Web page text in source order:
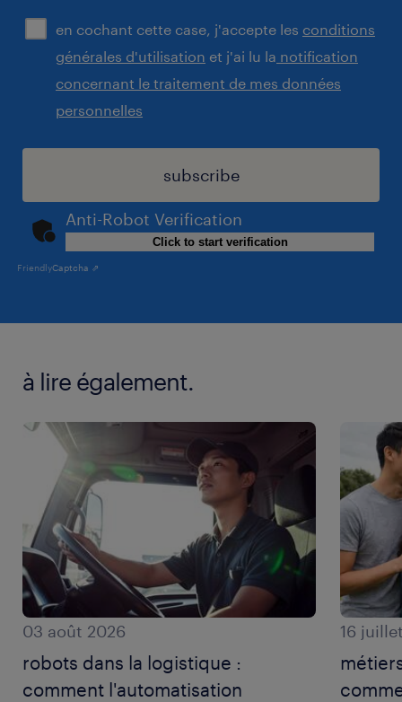
i
agree
terms
en cochant cette case, j'accepte les conditions
générales d'utilisation et j'ai lu la notification
concernant le traitement de mes données
personnelles
subscribe
Anti-Robot Verification
Click to start verification
FriendlyCaptcha ⇗
à lire également.
03 août 2026
robots dans la logistique :
comment l'automatisation
16